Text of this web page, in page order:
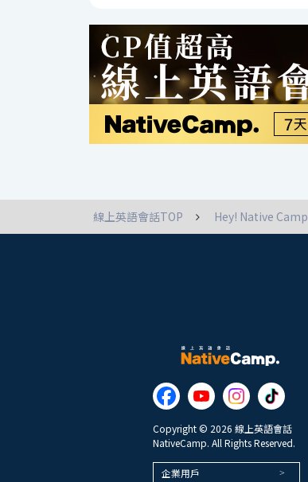
線上英語會話TOP Hey! Native Camp
Copyright © 2026 線上英語會話
NativeCamp. All Rights Reserved.
企業用戶